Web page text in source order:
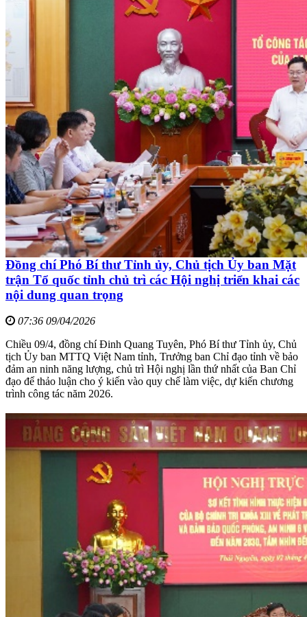
Đồng chí Phó Bí thư Tỉnh ủy, Chủ tịch Ủy ban Mặt
trận Tổ quốc tỉnh chủ trì các Hội nghị triển khai các
nội dung quan trọng
07:36 09/04/2026
Chiều 09/4, đồng chí Đinh Quang Tuyên, Phó Bí thư Tỉnh ủy, Chủ
tịch Ủy ban MTTQ Việt Nam tỉnh, Trưởng ban Chỉ đạo tỉnh về bảo
đảm an ninh năng lượng, chủ trì Hội nghị lần thứ nhất của Ban Chỉ
đạo để thảo luận cho ý kiến vào quy chế làm việc, dự kiến chương
trình công tác năm 2026.